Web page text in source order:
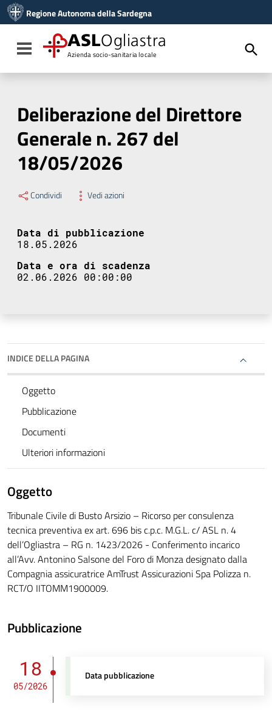
Vai al menu di navigazione
Vai al footer
Regione Autonoma della Sardegna
Toggle navigation
ASLOgliastra
Azienda socio-sanitaria locale
Deliberazione del Direttore
Generale n. 267 del
18/05/2026
Condividi Vedi azioni
Data di pubblicazione
18.05.2026
Data e ora di scadenza
02.06.2026 00:00:00
INDICE DELLA PAGINA
Oggetto
Pubblicazione
Documenti
Ulteriori informazioni
Oggetto
Tribunale Civile di Busto Arsizio – Ricorso per consulenza
tecnica preventiva ex art. 696 bis c.p.c. M.G.L. c/ ASL n. 4
dell’Ogliastra – RG n. 1423/2026 - Conferimento incarico
all’Avv. Antonino Salsone del Foro di Monza designato dalla
Compagnia assicuratrice AmTrust Assicurazioni Spa Polizza n.
RCT/O IITOMM1900009.
Pubblicazione
18
05/2026
Data pubblicazione